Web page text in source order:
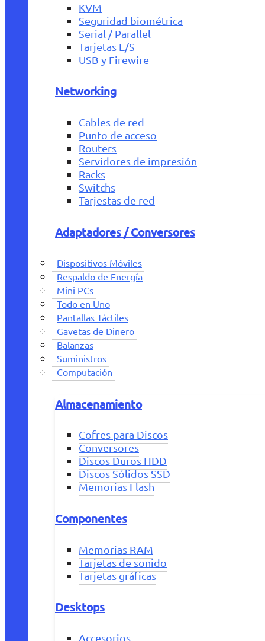
KVM
Seguridad biométrica
Serial / Parallel
Tarjetas E/S
USB y Firewire
Networking
Cables de red
Punto de acceso
Routers
Servidores de impresión
Racks
Switchs
Tarjestas de red
Adaptadores / Conversores
Dispositivos Móviles
Respaldo de Energía
Mini PCs
Todo en Uno
Pantallas Táctiles
Gavetas de Dinero
Balanzas
Suministros
Computación
Almacenamiento
Cofres para Discos
Conversores
Discos Duros HDD
Discos Sólidos SSD
Memorias Flash
Componentes
Memorias RAM
Tarjetas de sonido
Tarjetas gráficas
Desktops
Accesorios